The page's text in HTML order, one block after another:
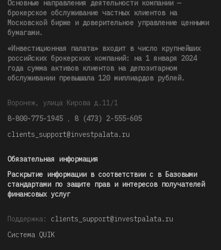
Основные направления деятельности компании —
брокерское обслуживание частных клиентов на
Московской бирже и доверительное управление ценными
бумагами.
«Инвестиционная палата» входит в число крупнейших
российских брокерских компаний: на 1 января 2024
года сумма активов клиентов на депозитарном
обслуживании превышала 120 миллиардов рублей.
Воронеж, улица Кирова д.11/1
8-800-775-1945 , 8 (473) 2-555-605
clients_support@investpalata.ru
Обязательная информация
Раскрытие информации в соответствии с в Базовыми
стандартами по защите прав и интересов получателей
финансовых услуг
Поддержка: clients_support@investpalata.ru
Система QUIK